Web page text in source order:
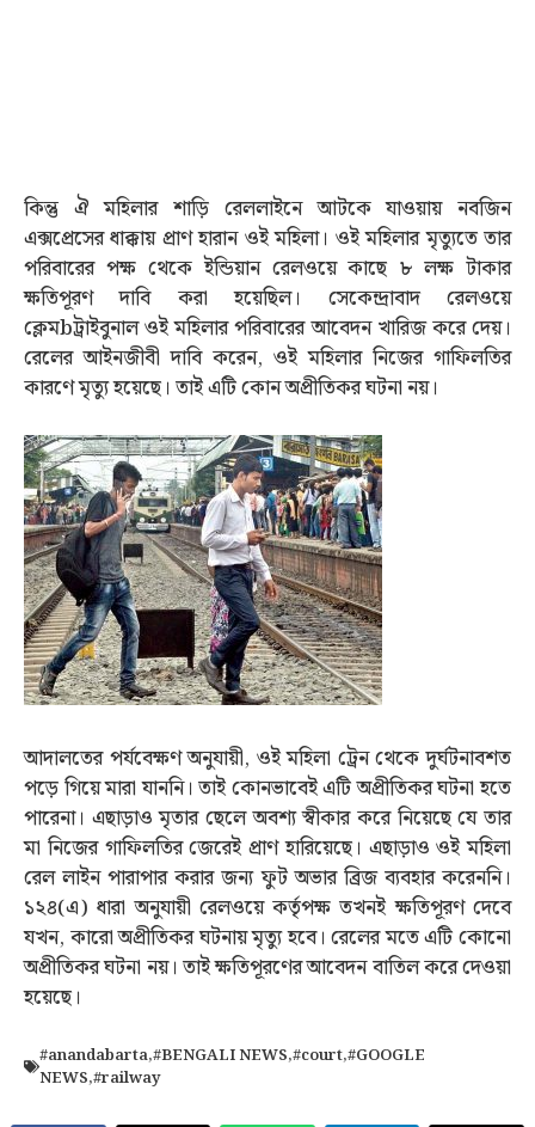
কিন্তু ঐ মহিলার শাড়ি রেললাইনে আটকে যাওয়ায় নবজিন
এক্সপ্রেসের ধাক্কায় প্রাণ হারান ওই মহিলা। ওই মহিলার মৃত্যুতে তার
পরিবারের পক্ষ থেকে ইন্ডিয়ান রেলওয়ে কাছে ৮ লক্ষ টাকার
ক্ষতিপূরণ দাবি করা হয়েছিল। সেকেন্দ্রাবাদ রেলওয়ে
ক্লেমbট্রাইবুনাল ওই মহিলার পরিবারের আবেদন খারিজ করে দেয়।
রেলের আইনজীবী দাবি করেন, ওই মহিলার নিজের গাফিলতির
কারণে মৃত্যু হয়েছে। তাই এটি কোন অপ্রীতিকর ঘটনা নয়।
আদালতের পর্যবেক্ষণ অনুযায়ী, ওই মহিলা ট্রেন থেকে দুর্ঘটনাবশত
পড়ে গিয়ে মারা যাননি। তাই কোনভাবেই এটি অপ্রীতিকর ঘটনা হতে
পারেনা। এছাড়াও মৃতার ছেলে অবশ্য স্বীকার করে নিয়েছে যে তার
মা নিজের গাফিলতির জেরেই প্রাণ হারিয়েছে। এছাড়াও ওই মহিলা
রেল লাইন পারাপার করার জন্য ফুট অভার ব্রিজ ব্যবহার করেননি।
১২৪(এ) ধারা অনুযায়ী রেলওয়ে কর্তৃপক্ষ তখনই ক্ষতিপূরণ দেবে
যখন, কারো অপ্রীতিকর ঘটনায় মৃত্যু হবে। রেলের মতে এটি কোনো
অপ্রীতিকর ঘটনা নয়। তাই ক্ষতিপূরণের আবেদন বাতিল করে দেওয়া
হয়েছে।
#anandabarta,#BENGALI NEWS,#court,#GOOGLE
NEWS,#railway